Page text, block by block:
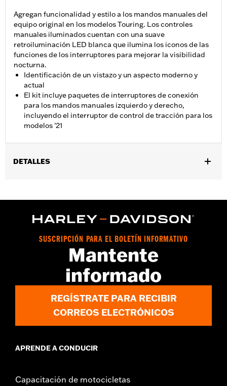
Agregan funcionalidad y estilo a los mandos manuales del
equipo original en los modelos Touring. Los controles
manuales iluminados cuentan con una suave
retroiluminación LED blanca que ilumina los iconos de las
funciones de los interruptores para mejorar la visibilidad
nocturna.
Identificación de un vistazo y un aspecto moderno y
actual
El kit incluye paquetes de interruptores de conexión
para los mandos manuales izquierdo y derecho,
incluyendo el interruptor de control de tracción para los
modelos ’21
DETALLES
de tapas de interruptor cromadas. Es parte del equipo original
en los modelos CVO 2021 y posteriores. No se adapta a los
modelos FLHXSE y FLTRXSE 2023 y posteriores, FLHX, FLTRX y
Installation Instructions
1 year limited warranty – Go to
d.com/warrantyfor full details
SUSCRIPCIÓN PARA EL BOLETÍN INFORMATIVO
Mantente
informado
REGÍSTRATE PARA RECIBIR
CORREOS ELECTRÓNICOS
APRENDE A CONDUCIR
Capacitación de motocicletas